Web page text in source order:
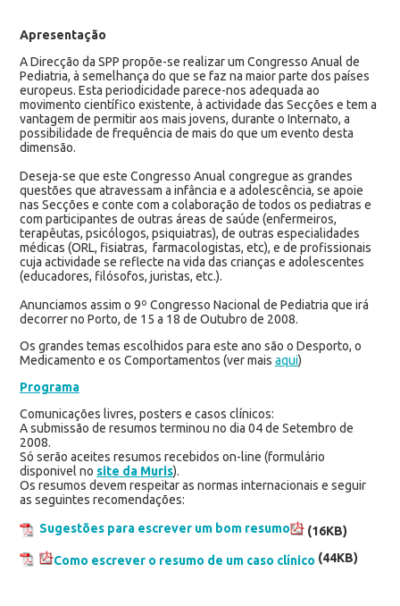
Apresentação
A Direcção da SPP propõe-se realizar um Congresso Anual de
Pediatria, à semelhança do que se faz na maior parte dos países
europeus. Esta periodicidade parece-nos adequada ao
movimento científico existente, à actividade das Secções e tem a
vantagem de permitir aos mais jovens, durante o Internato, a
possibilidade de frequência de mais do que um evento desta
dimensão.
Deseja-se que este Congresso Anual congregue as grandes
questões que atravessam a infância e a adolescência, se apoie
nas Secções e conte com a colaboração de todos os pediatras e
com participantes de outras áreas de saúde (enfermeiros,
terapêutas, psicólogos, psiquiatras), de outras especialidades
médicas (ORL, fisiatras, farmacologistas, etc), e de profissionais
cuja actividade se reflecte na vida das crianças e adolescentes
(educadores, filósofos, juristas, etc.).
Anunciamos assim o 9º Congresso Nacional de Pediatria que irá
decorrer no Porto, de 15 a 18 de Outubro de 2008.
Os grandes temas escolhidos para este ano são o Desporto, o
Medicamento e os Comportamentos (ver mais aqui)
Programa
Comunicações livres, posters e casos clínicos:
A submissão de resumos terminou no dia 04 de Setembro de
2008.
Só serão aceites resumos recebidos on-line (formulário
disponivel no site da Muris).
Os resumos devem respeitar as normas internacionais e seguir
as seguintes recomendações:
Sugestões para escrever um bom resumo
(16KB)
Como escrever o resumo de um caso clínico (44KB)